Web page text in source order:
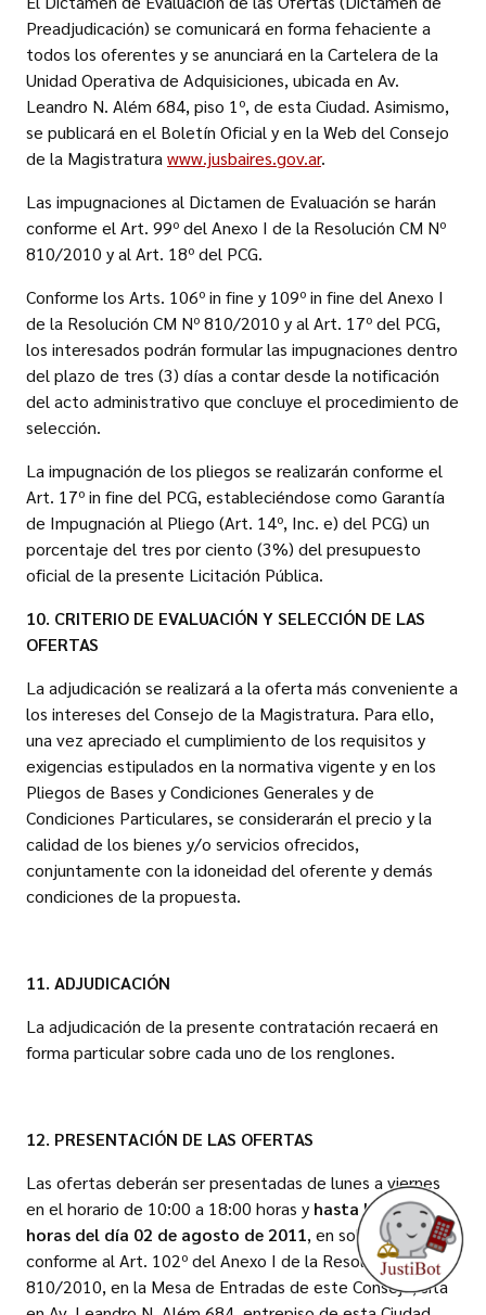
Preadjudicación) se comunicará en forma fehaciente a
todos los oferentes y se anunciará en la Cartelera de la
Unidad Operativa de Adquisiciones, ubicada en Av.
Leandro N. Além 684, piso 1º, de esta Ciudad. Asimismo,
se publicará en el Boletín Oficial y en la Web del Consejo
de la Magistratura www.jusbaires.gov.ar.
Las impugnaciones al Dictamen de Evaluación se harán
conforme el Art. 99º del Anexo I de la Resolución CM Nº
810/2010 y al Art. 18º del PCG.
Conforme los Arts. 106º in fine y 109º in fine del Anexo I
de la Resolución CM Nº 810/2010 y al Art. 17º del PCG,
los interesados podrán formular las impugnaciones dentro
del plazo de tres (3) días a contar desde la notificación
del acto administrativo que concluye el procedimiento de
selección.
La impugnación de los pliegos se realizarán conforme el
Art. 17º in fine del PCG, estableciéndose como Garantía
de Impugnación al Pliego (Art. 14º, Inc. e) del PCG) un
porcentaje del tres por ciento (3%) del presupuesto
oficial de la presente Licitación Pública.
10. CRITERIO DE EVALUACIÓN Y SELECCIÓN DE LAS
OFERTAS
La adjudicación se realizará a la oferta más conveniente a
los intereses del Consejo de la Magistratura. Para ello,
una vez apreciado el cumplimiento de los requisitos y
exigencias estipulados en la normativa vigente y en los
Pliegos de Bases y Condiciones Generales y de
Condiciones Particulares, se considerarán el precio y la
calidad de los bienes y/o servicios ofrecidos,
conjuntamente con la idoneidad del oferente y demás
condiciones de la propuesta.
11. ADJUDICACIÓN
La adjudicación de la presente contratación recaerá en
forma particular sobre cada uno de los renglones.
12. PRESENTACIÓN DE LAS OFERTAS
Las ofertas deberán ser presentadas de lunes a viernes
en el horario de 10:00 a 18:00 horas y hasta las 12:00
horas del día 02 de agosto de 2011, en sobre cerrado y
conforme al Art. 102º del Anexo I de la Resolución CM Nº
810/2010, en la Mesa de Entradas de este Consejo, sita